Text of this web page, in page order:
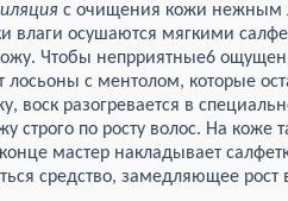
с очищения кожи нежным
влаги осушаются мягкими
Чтобы непрриятные6
лосьоны с ментолом, которые
воск разогревается в
строго по росту волос. На коже
мастер накладывает
средство, замедляющее рост